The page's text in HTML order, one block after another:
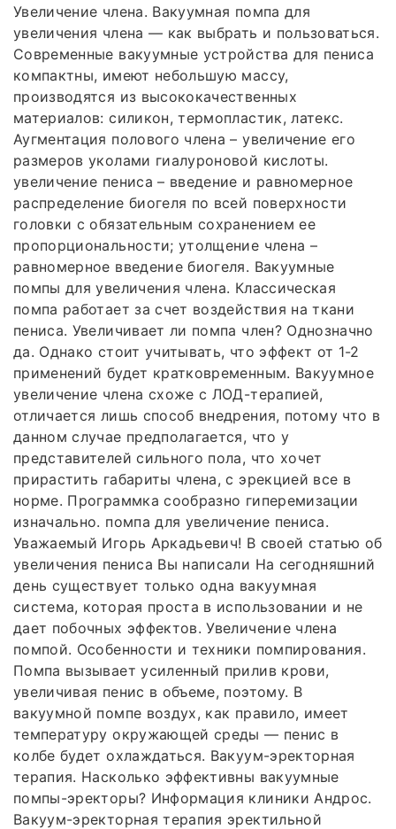
Увеличение члена. Вакуумная помпа для
увеличения члена — как выбрать и пользоваться.
Современные вакуумные устройства для пениса
компактны, имеют небольшую массу,
производятся из высококачественных
материалов: силикон, термопластик, латекс.
Аугментация полового члена – увеличение его
размеров уколами гиалуроновой кислоты.
увеличение пениса – введение и равномерное
распределение биогеля по всей поверхности
головки с обязательным сохранением ее
пропорциональности; утолщение члена –
равномерное введение биогеля. Вакуумные
помпы для увеличения члена. Классическая
помпа работает за счет воздействия на ткани
пениса. Увеличивает ли помпа член? Однозначно
да. Однако стоит учитывать, что эффект от 1-2
применений будет кратковременным. Вакуумное
увеличение члена схоже с ЛОД-терапией,
отличается лишь способ внедрения, потому что в
данном случае предполагается, что у
представителей сильного пола, что хочет
прирастить габариты члена, с эрекцией все в
норме. Программка сообразно гиперемизации
изначально. помпа для увеличение пениса.
Уважаемый Игорь Аркадьевич! В своей статью об
увеличения пениса Вы написали На сегодняшний
день существует только одна вакуумная
система, которая проста в использовании и не
дает побочных эффектов. Увеличение члена
помпой. Особенности и техники помпирования.
Помпа вызывает усиленный прилив крови,
увеличивая пенис в объеме, поэтому. В
вакуумной помпе воздух, как правило, имеет
температуру окружающей среды — пенис в
колбе будет охлаждаться. Вакуум-эректорная
терапия. Насколько эффективны вакуумные
помпы-эректоры? Информация клиники Андрос.
Вакуум-эректорная терапия эректильной